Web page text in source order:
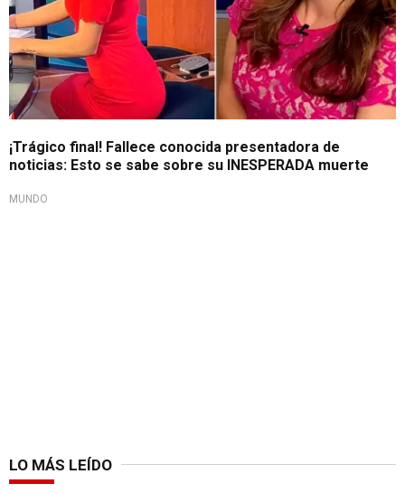
¡Trágico final! Fallece conocida presentadora de
noticias: Esto se sabe sobre su INESPERADA muerte
MUNDO
LO MÁS LEÍDO